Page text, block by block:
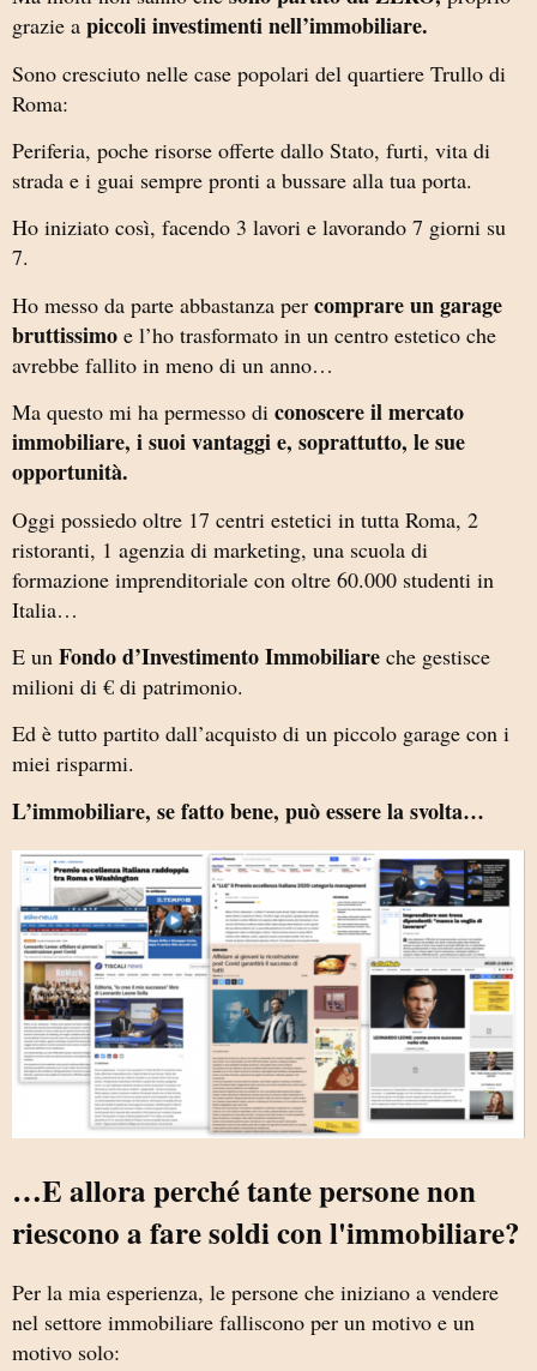
grazie a piccoli investimenti nell’immobiliare.
Sono cresciuto nelle case popolari del quartiere Trullo di
Roma:
Periferia, poche risorse offerte dallo Stato, furti, vita di
strada e i guai sempre pronti a bussare alla tua porta.
Ho iniziato così, facendo 3 lavori e lavorando 7 giorni su
7.
Ho messo da parte abbastanza per comprare un garage
bruttissimo e l’ho trasformato in un centro estetico che
avrebbe fallito in meno di un anno…
Ma questo mi ha permesso di conoscere il mercato
immobiliare, i suoi vantaggi e, soprattutto, le sue
opportunità.
Oggi possiedo oltre 17 centri estetici in tutta Roma, 2
ristoranti, 1 agenzia di marketing, una scuola di
formazione imprenditoriale con oltre 60.000 studenti in
Italia…
E un Fondo d’Investimento Immobiliare che gestisce
milioni di € di patrimonio.
Ed è tutto partito dall’acquisto di un piccolo garage con i
miei risparmi.
L’immobiliare, se fatto bene, può essere la svolta…
…E allora perché tante persone non
riescono a fare soldi con l'immobiliare?
Per la mia esperienza, le persone che iniziano a vendere
nel settore immobiliare falliscono per un motivo e un
motivo solo: